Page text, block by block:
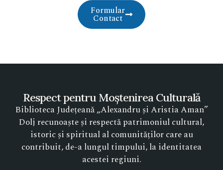
Formular
Contact
Respect pentru Moștenirea Culturală
Biblioteca Județeană „Alexandru și Aristia Aman”
Dolj recunoaște și respectă patrimoniul cultural,
istoric și spiritual al comunităților care au
contribuit, de-a lungul timpului, la identitatea
acestei regiuni.